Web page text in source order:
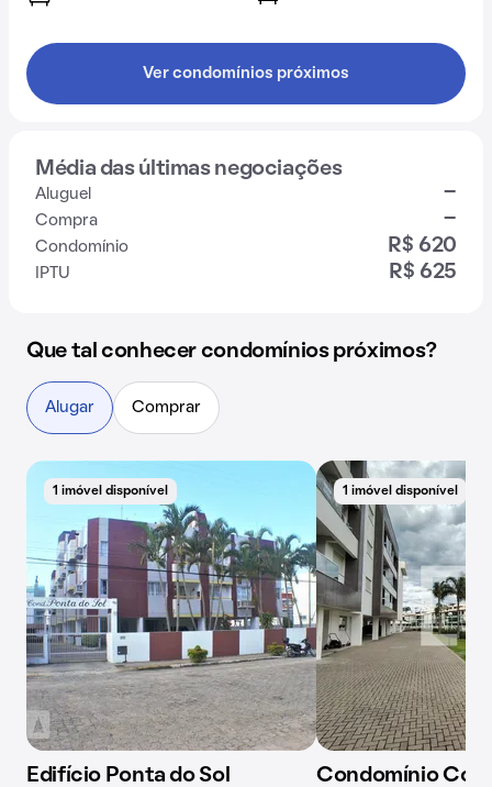
Ver condomínios próximos
Média das últimas negociações
Aluguel -
Compra -
Condomínio R$ 620
IPTU R$ 625
Que tal conhecer condomínios próximos?
Alugar Comprar
1 imóvel disponível
Edifício Ponta do Sol
1 imóvel disponível
Condomínio